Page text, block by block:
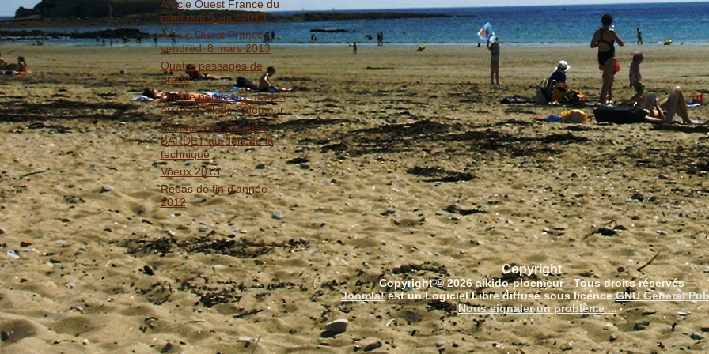
Article Ouest France du
mercredi 5 Juin 2013
Article Ouest France
vendredi 8 mars 2013
Quatre passages de
grade
Quatre nouveaux gradés
au Club Aïkido Ploemeur
Interview de Jacques
BARDET au-delà de la
technique
Voeux 2013
Repas de fin d'année
2012
Copyright
Copyright © 2026 aikido-ploemeur - Tous droits réservés
Joomla!est un Logiciel Libre diffusé sous licenceGNU General
Nous signaler un problème ...